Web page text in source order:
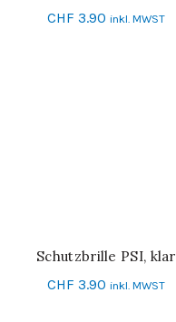
CHF 3.90 inkl. MWST
IN DEN WARENKORB
Schutzbrille PSI, klar
CHF 3.90 inkl. MWST